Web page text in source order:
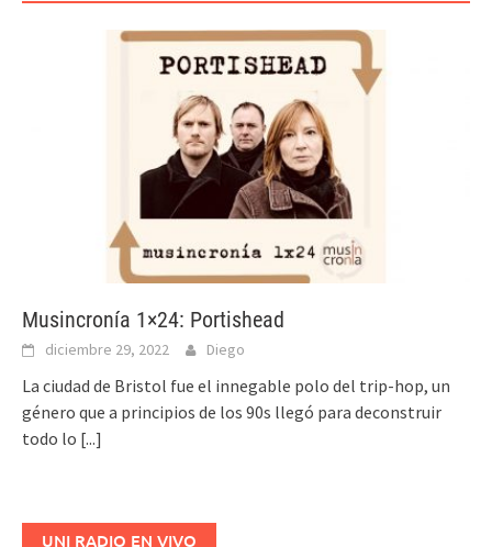
Musincronía 1×24: Portishead
diciembre 29, 2022 Diego
La ciudad de Bristol fue el innegable polo del trip-hop, un
género que a principios de los 90s llegó para deconstruir
todo lo [...]
UNI RADIO EN VIVO